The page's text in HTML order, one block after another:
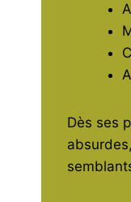
Dès ses